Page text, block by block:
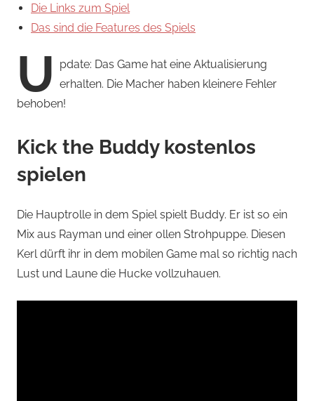
Die Links zum Spiel
Das sind die Features des Spiels
U
pdate: Das Game hat eine Aktualisierung
erhalten. Die Macher haben kleinere Fehler
behoben!
Kick the Buddy kostenlos
spielen
Die Hauptrolle in dem Spiel spielt Buddy. Er ist so ein
Mix aus Rayman und einer ollen Strohpuppe. Diesen
Kerl dürft ihr in dem mobilen Game mal so richtig nach
Lust und Laune die Hucke vollzuhauen.